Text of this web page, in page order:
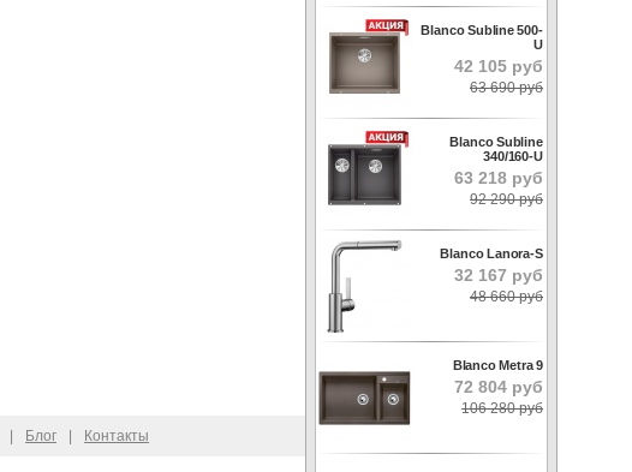
Blanco Subline 500-
U
42 105 руб
63 690 руб
Blanco Subline
340/160-U
63 218 руб
92 290 руб
Blanco Lanora-S
32 167 руб
48 660 руб
Blanco Metra 9
72 804 руб
106 280 руб
Блог Контакты